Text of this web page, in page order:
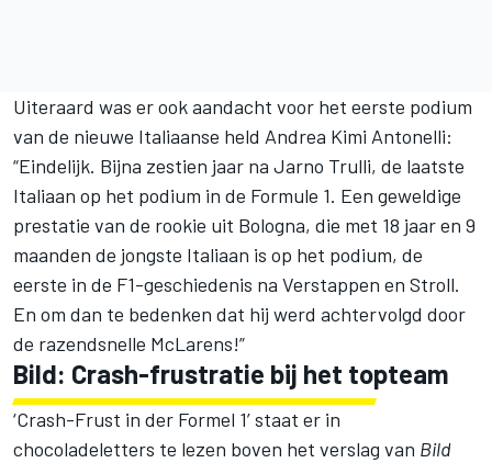
Uiteraard was er ook aandacht voor het eerste podium
van de nieuwe Italiaanse held Andrea Kimi Antonelli:
“Eindelijk. Bijna zestien jaar na Jarno Trulli, de laatste
Italiaan op het podium in de Formule 1. Een geweldige
prestatie van de rookie uit Bologna, die met 18 jaar en 9
maanden de jongste Italiaan is op het podium, de
eerste in de F1-geschiedenis na Verstappen en Stroll.
En om dan te bedenken dat hij werd achtervolgd door
de razendsnelle McLarens!”
Bild: Crash-frustratie bij het topteam
‘Crash-Frust in der Formel 1’ staat er in
chocoladeletters te lezen boven het verslag van Bild